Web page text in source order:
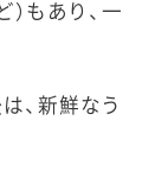
もあり、一
、新鮮なう